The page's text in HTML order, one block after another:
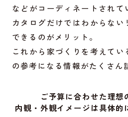
などがコーディネートされ
カタログだけではわからな
できるのがメリット。
これから家づくりを考えて
の参考になる情報がたくさん
ご予算に合わせた理想
内観・外観イメージは具体的